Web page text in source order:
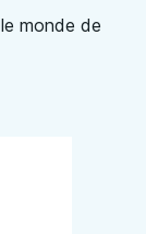
monde de